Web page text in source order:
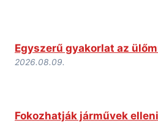
Egyszerű gyakorlat az
2026.08.09.
Fokozhatják járművek